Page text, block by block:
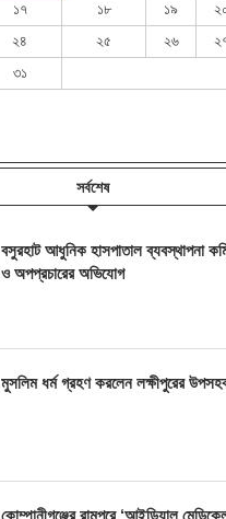
১৭ ১৮ ১৯
২৪ ২৫ ২৬
৩১
সর্বশেষ
বসুরহাট আধুনিক হাসপাতাল ব্যবস্থাপনা
ও অপপ্রচারের অভিযোগ
মুসলিম ধর্ম গ্রহণ করলেন লক্ষীপুরের